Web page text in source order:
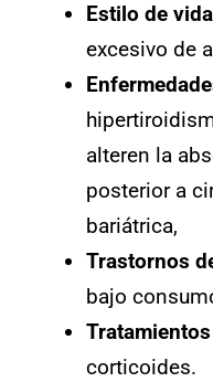
Estilo de vida
excesivo de
alteren la
posterior a
bariátrica,
Trastornos
bajo
corticoides.